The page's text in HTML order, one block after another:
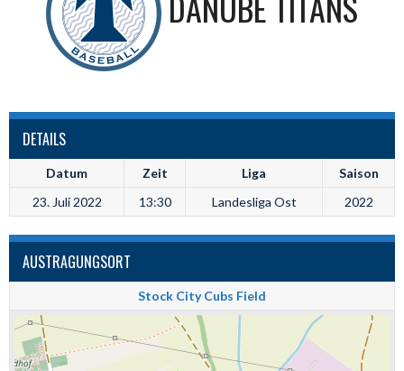
DETAILS
Datum Zeit Liga
Saison
23. Juli 2022
13:30 Landesliga Ost 2022
AUSTRAGUNGSORT
Stock City Cubs Field